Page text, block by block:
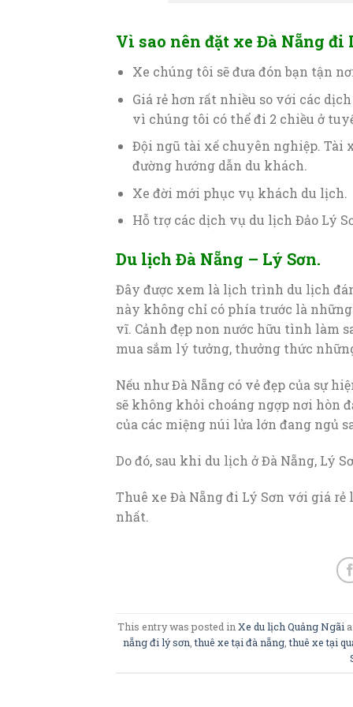
Vì sao nên đặt xe Đà Nẵng đi
Xe chúng tôi sẽ đưa đón bạn tận
Giá rẻ hơn rất nhiều so với các
vì chúng tôi có thể đi 2 chiều ở
Đội ngũ tài xế chuyên nghiệp. Tài
đường hướng dẫn du khách.
Xe đời mới phục vụ khách du lịch.
Hỗ trợ các dịch vụ du lịch Đảo Lý
Du lịch Đà Nẵng – Lý Sơn.
Đây được xem là lịch trình du lịch
này không chỉ có phía trước là
vĩ. Cảnh đẹp non nước hữu tình làm
mua sắm lý tưởng, thưởng thức
Nếu như Đà Nẵng có vẻ đẹp của sự
sẽ không khỏi choáng ngợp nơi hòn
của các miệng núi lửa lớn đang ngủ
Do đó, sau khi du lịch ở Đà Nẵng, Lý
Thuê xe Đà Nẵng đi Lý Sơn với giá
nhất.
This entry was posted inXe du lịch Quảng Ngãi
nẵng đi lý sơn ,thuê xe tại đà nẵng,thuê xe tại